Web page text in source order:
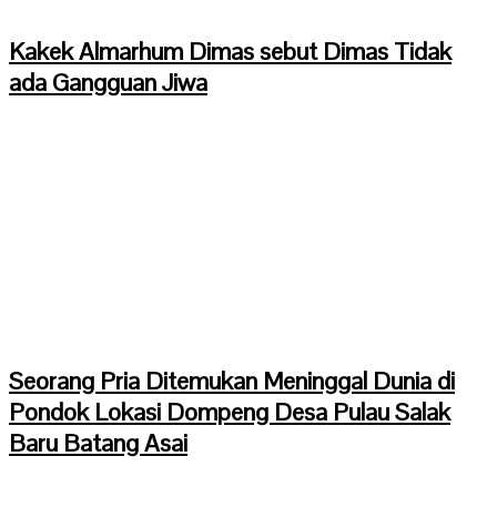
Kakek Almarhum Dimas sebut Dimas Tidak
ada Gangguan Jiwa
Seorang Pria Ditemukan Meninggal Dunia di
Pondok Lokasi Dompeng Desa Pulau Salak
Baru Batang Asai